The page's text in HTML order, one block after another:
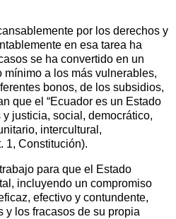
por los derechos y
en esa tarea ha
se ha convertido en un
mínimo a los más vulnerables,
bonos, de los subsidios,
que el “Ecuador es un Estado
justicia, social, democrático,
intercultural,
1, Constitución).
para que el Estado
incluyendo un compromiso
efectivo y contundente,
y los fracasos de su propia